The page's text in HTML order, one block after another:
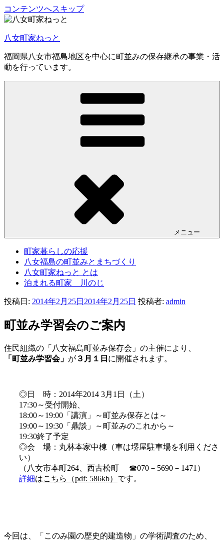
コンテンツへスキップ
八女町家ねっと
福岡県八女市福島地区を中心に町並みの保存継承の事業・活
動を行っています。
メニュー
町家暮らしの応援
八女福島の町並みとまちづくり
八女町家ねっと とは
泊まれる町家 川のじ
投稿日: 2014年2月25日 2014年2月25日 投稿者: admin
町並み学習会のご案内
住民組織の「八女福島町並み保存会」の主催により、
「町並み学習会」 が ３月１日 に開催されます。
◎日 時：2014年2014 3月1日（土）
17:30～受付開始、
18:00～19:00「講演」～町並み保存とは～
19:00～19:30「鼎談」～町並みのこれから～
19:30終了予定
◎会 場：丸林本家中棟（車は堺屋駐車場を利用くださ
い）
（八女市本町264、西古松町 ☎070－5690－1471）
詳細はこちら（pdf: 586kb） です。
今回は、「このみ園の歴史的建造物」の学術調査のため、